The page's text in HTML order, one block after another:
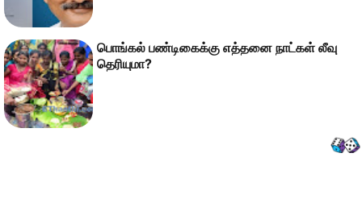
பொங்கல் பண்டிகைக்கு எத்தனை நாட்கள் லீவு
தெரியுமா?